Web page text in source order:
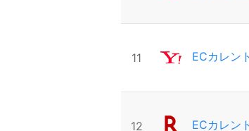
11 ECカレント
12 ECカレント